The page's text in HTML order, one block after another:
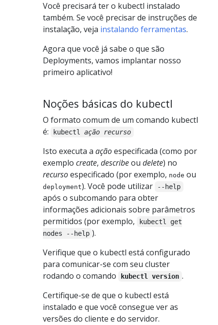
Você precisará ter o kubectl instalado
também. Se você precisar de instruções de
instalação, veja instalando ferramentas.
Agora que você já sabe o que são
Deployments, vamos implantar nosso
primeiro aplicativo!
Noções básicas do kubectl
O formato comum de um comando kubectl
é:
kubectlação recurso
Isto executa a açãoespecificada (como por
exemplo create, describeou delete) no
recursoespecificado (por exemplo, node ou
deployment). Você pode utilizar --help
após o subcomando para obter
informações adicionais sobre parâmetros
permitidos (por exemplo,
kubectl get
nodes --help ).
Verifique que o kubectl está configurado
para comunicar-se com seu cluster
rodando o comando
kubectl version .
Certifique-se de que o kubectl está
instalado e que você consegue ver as
versões do cliente e do servidor.